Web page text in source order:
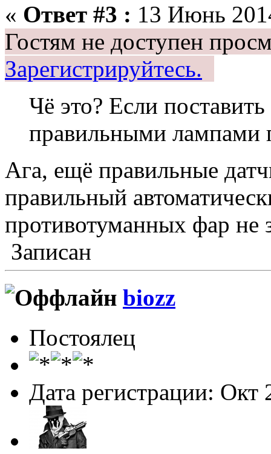
« Ответ #3 : 13 Июнь
Гостям не доступен
Зарегистрируйтесь.
Чё это? Если
правильными лампами
Ага, ещё правильные
правильный
противотуманных фар не
Записан
biozz
Постоялец
Дата регистрации: Окт